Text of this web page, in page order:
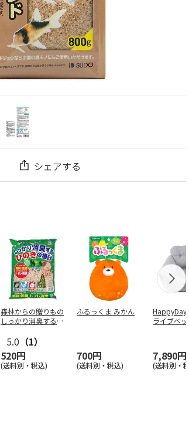
シェアする
森林からの贈りもの
しっかり消臭するひ
5.0 （1）
520円
(送料別・税込)
ふるっくま みかん
700円
(送料別・税込)
ライブベッ
7,890円
(送料別・税